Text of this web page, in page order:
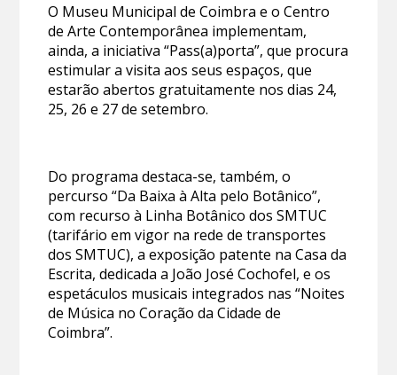
O Museu Municipal de Coimbra e o Centro
de Arte Contemporânea implementam,
ainda, a iniciativa “Pass(a)porta”, que procura
estimular a visita aos seus espaços, que
estarão abertos gratuitamente nos dias 24,
25, 26 e 27 de setembro.
Do programa destaca-se, também, o
percurso “Da Baixa à Alta pelo Botânico”,
com recurso à Linha Botânico dos SMTUC
(tarifário em vigor na rede de transportes
dos SMTUC), a exposição patente na Casa da
Escrita, dedicada a João José Cochofel, e os
espetáculos musicais integrados nas “Noites
de Música no Coração da Cidade de
Coimbra”.